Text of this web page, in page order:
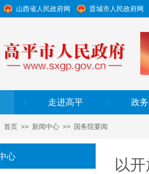
山西省人民政府网 晋城市人民政府网
走进高平 政
首页 >> 新闻中心 >> 国务院要闻
心 以